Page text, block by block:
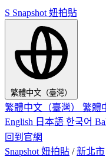
S Snapshot 妞拍貼
繁體中文（臺灣）
繁體中文（臺灣） 繁體
English 日本語 한국어
回到官網
Snapshot 妞拍貼 / 新北市